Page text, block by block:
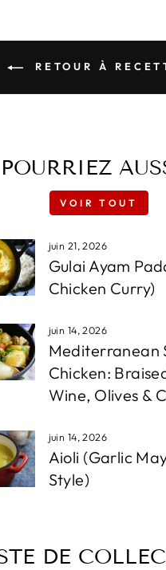
RETOUR À
VOIR TOUT
juin 21, 2026
Gulai Ayam
Chicken Curry)
juin 14, 2026
Mediterranean
Chicken:
Wine, Olives &
juin 14, 2026
Aioli (Garlic
Style)
DE